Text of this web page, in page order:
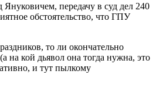
передачу в суд дел 240
обстоятельство, что ГПУ
то ли окончательно
на кой дьявол она тогда нужна, это
и тут пылкому